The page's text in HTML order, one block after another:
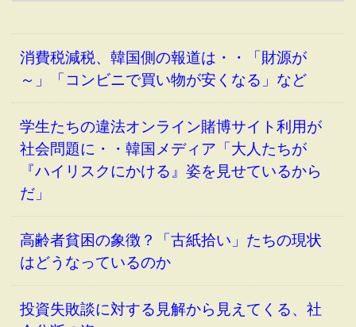
消費税減税、韓国側の報道は・・「財源が
～」「コンビニで買い物が安くなる」など
学生たちの違法オンライン賭博サイト利用が
社会問題に・・韓国メディア「大人たちが
『ハイリスクにかける』姿を見せているから
だ」
高齢者貧困の象徴？「古紙拾い」たちの現状
はどうなっているのか
投資失敗談に対する見解から見えてくる、社